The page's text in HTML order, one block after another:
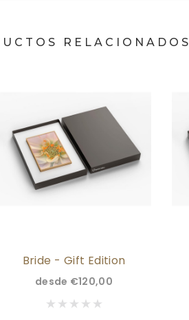
RELACIONADOS
Bride - Gift Edition
desde €120,00